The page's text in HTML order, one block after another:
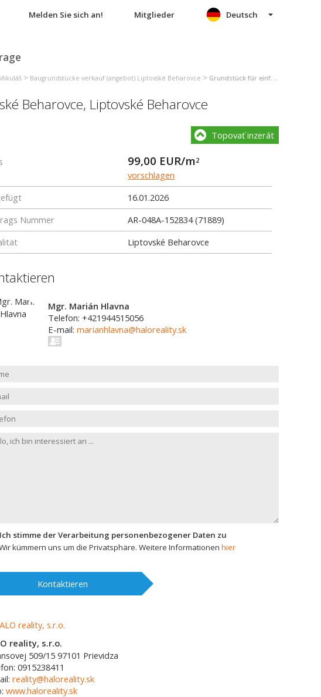
Melden Sie sich an! Mitglieder Deutsch
> Baugrundstücke verkauf (angebot) Liptovské Beharovce > Grundstück für einfamilienhäuser verkauf (angebot) Liptovské Beharovce
Beharovce, Liptovské Beharovce
Topovať inzerát
99,00 EUR/m2
vorschlagen
16.01.2026
Nummer
AR-048A-152834 (71889)
Liptovské Beharovce
Mgr. Marián Hlavna
Telefon: +421944515056
E-mail: marianhlavna@haloreality.sk
Ich stimme der Verarbeitung personenbezogener Daten zu
kümmern uns um die Privatsphäre. Weitere Informationen hier
Kontaktieren
reality, s.r.o.
509/15 97101 Prievidza
0915238411
reality@haloreality.sk
www.haloreality.sk